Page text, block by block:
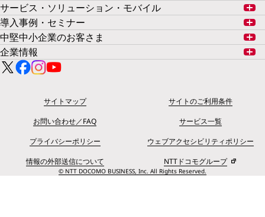
サービス・ソリューション・モバイル
導入事例・セミナー
中堅中小企業のお客さま
企業情報
サイトマップ
サイトのご利用条件
お問い合わせ／FAQ
サービス一覧
プライバシーポリシー
ウェブアクセシビリティポリシー
情報の外部送信について
NTTドコモグループ
© NTT DOCOMO BUSINESS, Inc. All Rights Reserved.